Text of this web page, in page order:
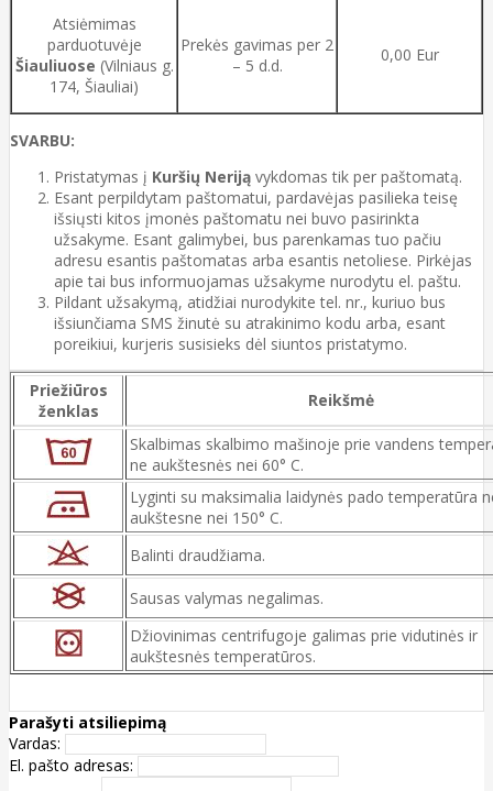
Atsiėmimas
parduotuvėje
Šiauliuose (Vilniaus g.
174, Šiauliai)
Prekės gavimas per 2
– 5 d.d.
0,00 Eur
SVARBU:
Pristatymas į Kuršių Neriją vykdomas tik per paštomatą.
Esant perpildytam paštomatui, pardavėjas pasilieka teisę
išsiųsti kitos įmonės paštomatu nei buvo pasirinkta
užsakyme. Esant galimybei, bus parenkamas tuo pačiu
adresu esantis paštomatas arba esantis netoliese. Pirkėjas
apie tai bus informuojamas užsakyme nurodytu el. paštu.
Pildant užsakymą, atidžiai nurodykite tel. nr., kuriuo bus
išsiunčiama SMS žinutė su atrakinimo kodu arba, esant
poreikiui, kurjeris susisieks dėl siuntos pristatymo.
Priežiūros
ženklas
Reikšmė
Skalbimas skalbimo mašinoje prie vandens
ne aukštesnės nei 60° C.
Lyginti su maksimalia laidynės pado temperatūra
aukštesne nei 150° C.
Balinti draudžiama.
Sausas valymas negalimas.
Džiovinimas centrifugoje galimas prie vidutinės ir
aukštesnės temperatūros.
Parašyti atsiliepimą
Vardas:
El. pašto adresas: